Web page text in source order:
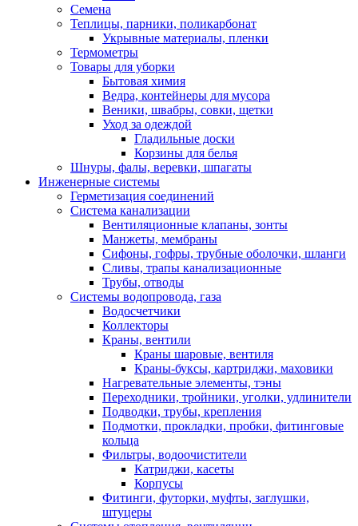
Семена
Теплицы, парники, поликарбонат
Укрывные материалы, пленки
Термометры
Товары для уборки
Бытовая химия
Ведра, контейнеры для мусора
Веники, швабры, совки, щетки
Уход за одеждой
Гладильные доски
Корзины для белья
Шнуры, фалы, веревки, шпагаты
Инженерные системы
Герметизация соединений
Система канализации
Вентиляционные клапаны, зонты
Манжеты, мембраны
Сифоны, гофры, трубные оболочки, шланги
Сливы, трапы канализационные
Трубы, отводы
Системы водопровода, газа
Водосчетчики
Коллекторы
Краны, вентили
Краны шаровые, вентиля
Краны-буксы, картриджи, маховики
Нагревательные элементы, тэны
Переходники, тройники, уголки, удлинители
Подводки, трубы, крепления
Подмотки, прокладки, пробки, фитинговые
кольца
Фильтры, водоочистители
Катриджи, касеты
Корпусы
Фитинги, футорки, муфты, заглушки,
штуцеры